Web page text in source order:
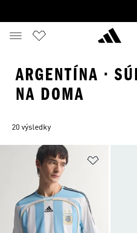
ARGENTÍNA ·
NA DOMA
20 výsledky
Pridať do